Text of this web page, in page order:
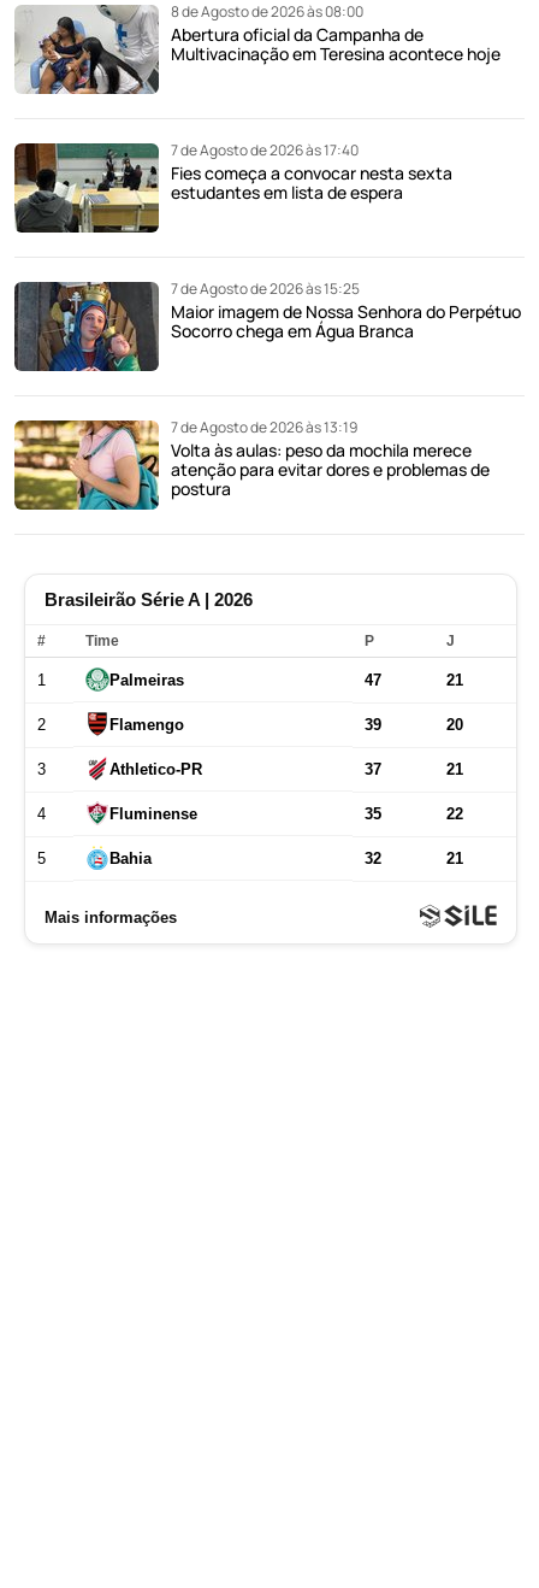
8 de Agosto de 2026 às 08:00
Abertura oficial da Campanha de
Multivacinação em Teresina acontece hoje
7 de Agosto de 2026 às 17:40
Fies começa a convocar nesta sexta
estudantes em lista de espera
7 de Agosto de 2026 às 15:25
Maior imagem de Nossa Senhora do Perpétuo
Socorro chega em Água Branca
7 de Agosto de 2026 às 13:19
Volta às aulas: peso da mochila merece
atenção para evitar dores e problemas de
postura